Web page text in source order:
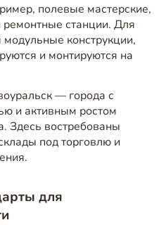
полевые мастерские,
станции. Для
конструкции,
и монтируются на
— города с
и активным ростом
Здесь востребованы
под торговлю и
для